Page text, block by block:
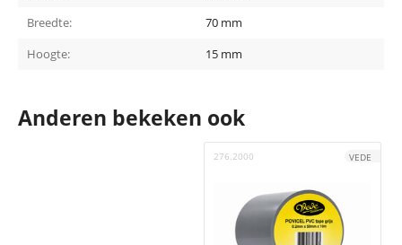
Breedte:
70 mm
Hoogte:
15 mm
Anderen bekeken ook
276.2000 VEDE